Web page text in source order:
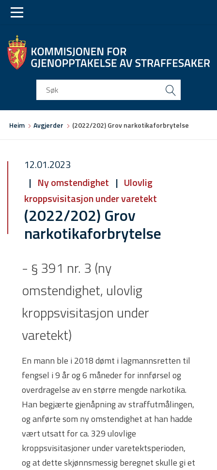
to
to
Heim Avgjerder (2022/202) Grov narkotikaforbrytelse
12.01.2023
Ny omstendighet
Ulovlig
kroppsvisitasjon under varetekt
(2022/202) Grov
narkotikaforbrytelse
- § 391 nr. 3 (ny
omstendighet, ulovlig
kroppsvisitasjon under
varetekt)
En mann ble i 2018 dømt i lagmannsretten til
fengsel i 9 år og 6 måneder for innførsel og
overdragelse av en større mengde narkotika.
Han begjærte gjenåpning av straffutmålingen,
og anførte som ny omstendighet at han hadde
vært utsatt for ca. 329 ulovlige
kroppsvisitasjoner under varetektsperioden,
og at dette skjønnsmessig beregnet skulle gi et